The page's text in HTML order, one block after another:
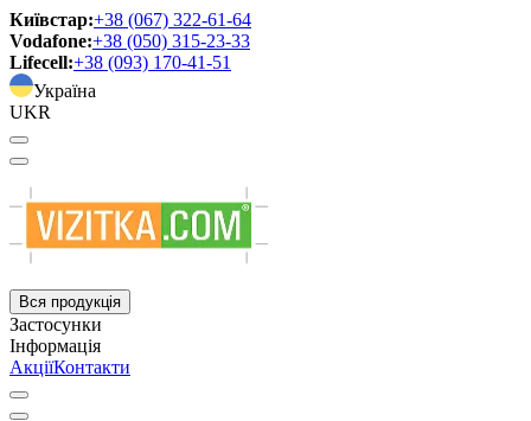
Київстар:+38 (067) 322-61-64
Vodafone:+38 (050) 315-23-33
Lifecell:+38 (093) 170-41-51
Україна
UKR
Вся продукція
Застосунки
Інформація
АкціїКонтакти